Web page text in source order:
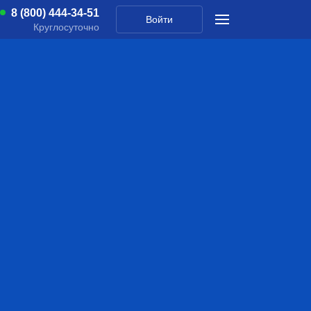
8 (800) 444-34-51
Круглосуточно
Войти